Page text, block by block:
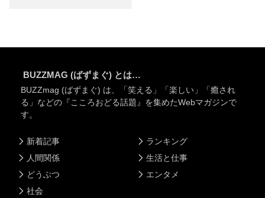
BUZZMAG (ばずまぐ) とは…
BUZZmag (ばずまぐ) は、「笑える」「楽しい」「癒され
る」などの『こころおどる話題』を集めたWebマガジンで
す。
新着記事
人間関係
どうぶつ
社会
ランキング
生活と仕事
エンタメ